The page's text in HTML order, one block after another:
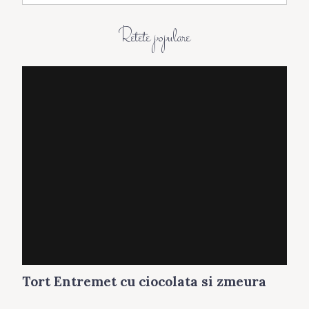
Retete populare
Tort Entremet cu ciocolata si zmeura